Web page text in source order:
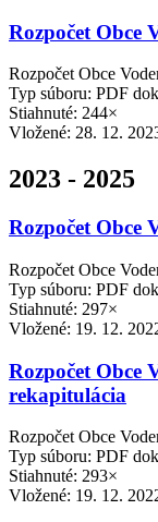
Rozpočet Obce
Rozpočet Obce
Typ súboru: PDF
Stiahnuté: 244×
Vložené: 28. 12.
2023 - 2025
Rozpočet Obce
Rozpočet Obce
Typ súboru: PDF
Stiahnuté: 297×
Vložené: 19. 12.
Rozpočet Obce
rekapitulácia
Rozpočet Obce
Typ súboru: PDF
Stiahnuté: 293×
Vložené: 19. 12.